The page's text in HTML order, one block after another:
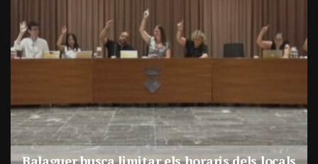
busca limitar els horaris dels locals La